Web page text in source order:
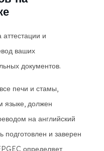
и
ваших
документов.
печи и стамы,
языке, должен
на английский
подготовлен и заверен
определяет